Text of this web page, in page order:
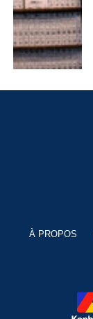
À PROPOS